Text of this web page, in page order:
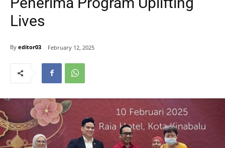
Lives
By editor03 February 12, 2025